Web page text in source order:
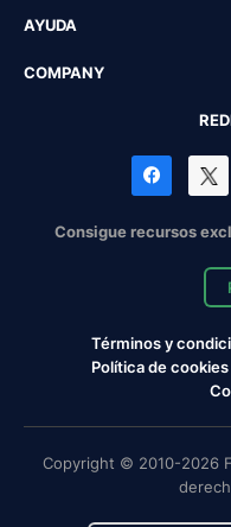
AYUDA
COMPANY
Consigue recursos
Términos y
Política de cookies
Copyright © 2010-2026